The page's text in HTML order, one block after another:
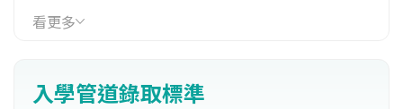
特色，提供多元實習機會，提早進入職場，提
際視野。
看更多
入學管道錄取標準